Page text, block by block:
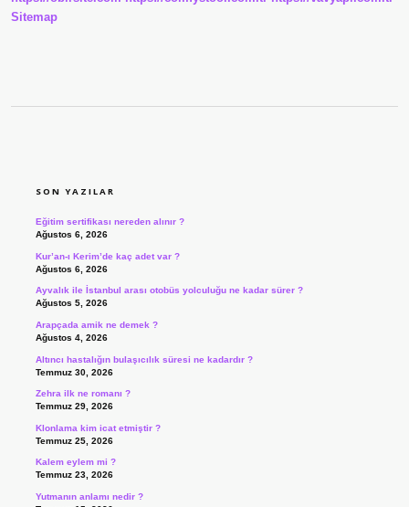
Sitemap
SON YAZILAR
Eğitim sertifikası nereden alınır ?
Ağustos 6, 2026
Kur’an-ı Kerim’de kaç adet var ?
Ağustos 6, 2026
Ayvalık ile İstanbul arası otobüs yolculuğu ne kadar sürer ?
Ağustos 5, 2026
Arapçada amik ne demek ?
Ağustos 4, 2026
Altıncı hastalığın bulaşıcılık süresi ne kadardır ?
Temmuz 30, 2026
Zehra ilk ne romanı ?
Temmuz 29, 2026
Klonlama kim icat etmiştir ?
Temmuz 25, 2026
Kalem eylem mi ?
Temmuz 23, 2026
Yutmanın anlamı nedir ?